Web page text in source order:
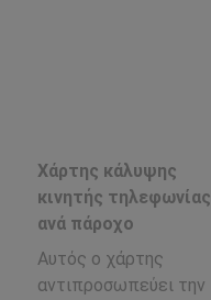
Χάρτης κάλυψης
κινητής τηλεφωνίας
ανά πάροχο
Αυτός ο χάρτης
αντιπροσωπεύει την